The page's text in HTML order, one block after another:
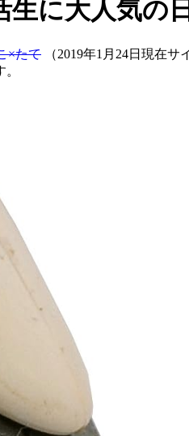
生に大人気の
×たて （2019年1月24日現在